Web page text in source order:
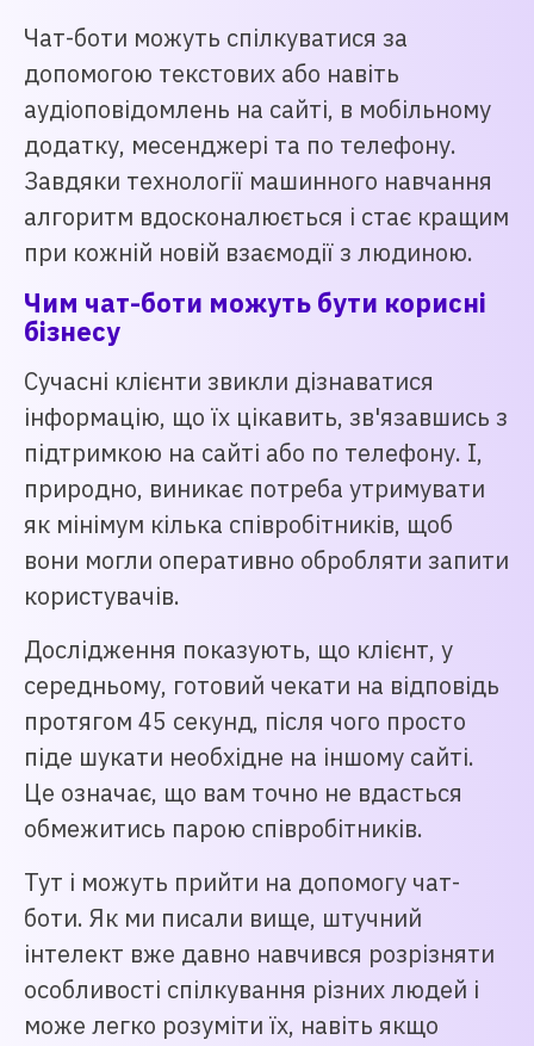
Чат-боти можуть спілкуватися за
допомогою текстових або навіть
аудіоповідомлень на сайті, в мобільному
додатку, месенджері та по телефону.
Завдяки технології машинного навчання
алгоритм вдосконалюється і стає кращим
при кожній новій взаємодії з людиною.
Чим чат-боти можуть бути корисні
бізнесу
Сучасні клієнти звикли дізнаватися
інформацію, що їх цікавить, зв'язавшись з
підтримкою на сайті або по телефону. І,
природно, виникає потреба утримувати
як мінімум кілька співробітників, щоб
вони могли оперативно обробляти запити
користувачів.
Дослідження показують, що клієнт, у
середньому, готовий чекати на відповідь
протягом 45 секунд, після чого просто
піде шукати необхідне на іншому сайті.
Це означає, що вам точно не вдасться
обмежитись парою співробітників.
Тут і можуть прийти на допомогу чат-
боти. Як ми писали вище, штучний
інтелект вже давно навчився розрізняти
особливості спілкування різних людей і
може легко розуміти їх, навіть якщо